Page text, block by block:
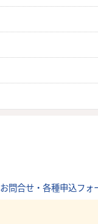
お問合せ・各種申込フォ